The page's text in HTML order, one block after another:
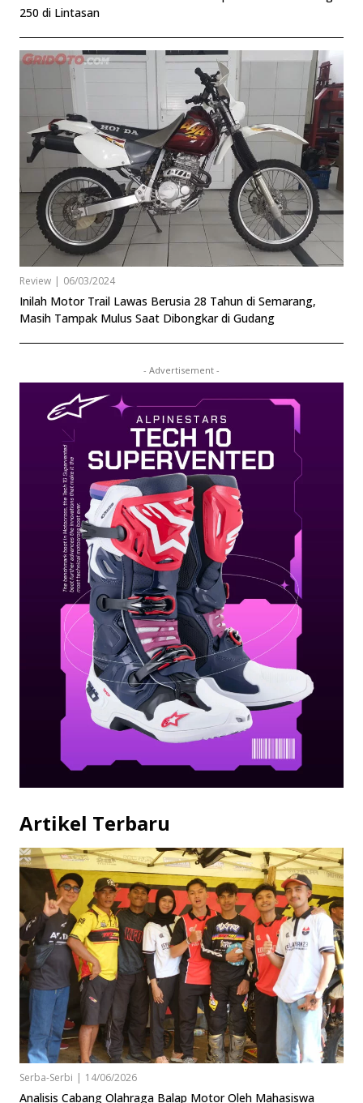
250 di Lintasan
Review | 06/03/2024
Inilah Motor Trail Lawas Berusia 28 Tahun di Semarang,
Masih Tampak Mulus Saat Dibongkar di Gudang
- Advertisement -
Artikel Terbaru
Serba-Serbi | 14/06/2026
Analisis Cabang Olahraga Balap Motor Oleh Mahasiswa